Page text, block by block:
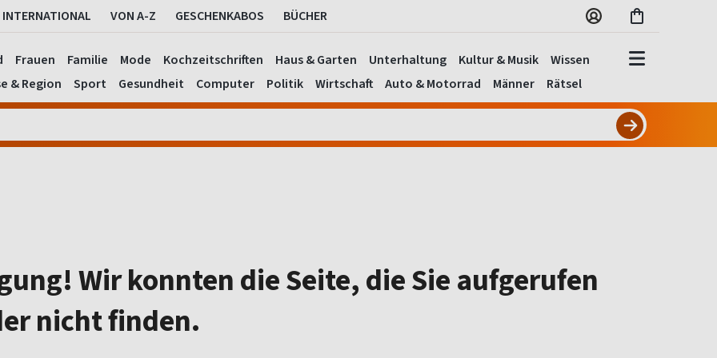
INTERNATIONAL VON A-Z GESCHENKABOS BÜCHER
Frauen Familie Mode Kochzeitschriften Haus & Garten Unterhaltung Kultur & Musik
Wissen
& Region
Sport Gesundheit Computer Politik Wirtschaft Auto & Motorrad Männer Rätsel
Wir konnten die Seite, die Sie aufgerufen
nicht finden.